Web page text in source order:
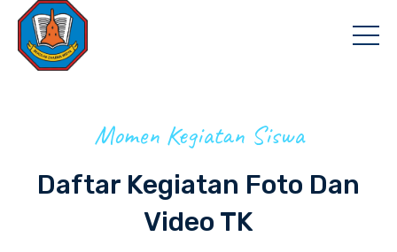
Momen Kegiatan Siswa
Daftar Kegiatan Foto Dan
Video TK